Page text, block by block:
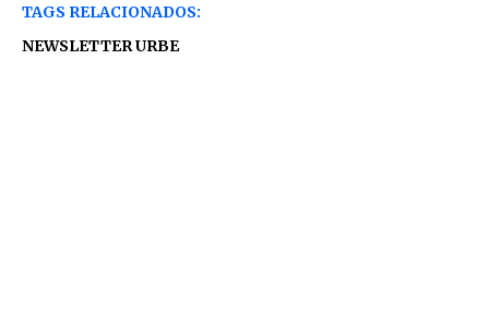
TAGS RELACIONADOS:
NEWSLETTER URBE